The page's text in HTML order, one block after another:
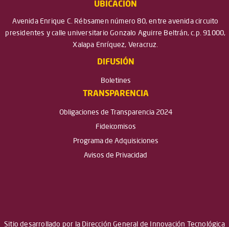
UBICACIÓN
Avenida Enrique C. Rébsamen número 80, entre avenida circuito
presidentes y calle universitario Gonzalo Aguirre Beltrán, c.p. 91000,
Xalapa Enríquez, Veracruz.
DIFUSIÓN
Boletines
TRANSPARENCIA
Obligaciones de Transparencia 2024
Fideicomisos
Programa de Adquisiciones
Avisos de Privacidad
Sitio desarrollado por la Dirección General de Innovación Tecnológica